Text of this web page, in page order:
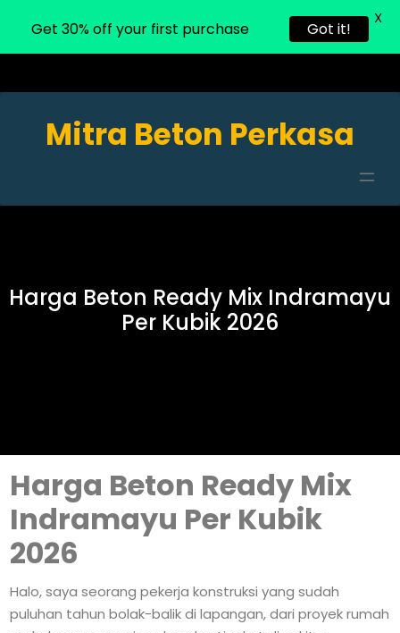
Mitra Beton Perkasa
Harga Beton Ready Mix Indramayu
Per Kubik 2026
Harga Beton Ready Mix
Indramayu Per Kubik
2026
Halo, saya seorang pekerja konstruksi yang sudah
puluhan tahun bolak-balik di lapangan, dari proyek rumah
Get 30% off your first purchase Got it!
X